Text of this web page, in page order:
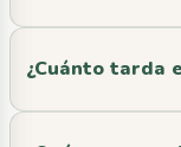
¿Cuánto tarda